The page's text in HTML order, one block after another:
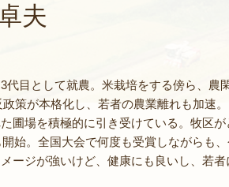
夫
目として就農。米栽培をする傍ら、農
策が本格化し、若者の農業離れも加速
圃場を積極的に引き受けている。牧区
始。全国大会で何度も受賞しながらも
ージが強いけど、健康にも良いし、若